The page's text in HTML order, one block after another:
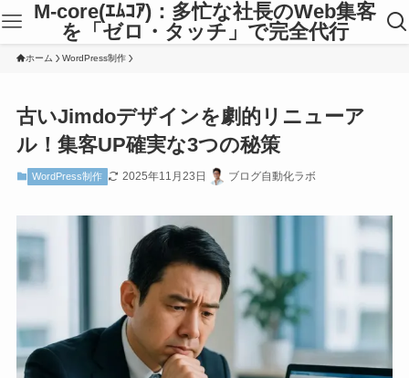
M-core(ｴﾑｺｱ)：多忙な社長のWeb集客
を「ゼロ・タッチ」で完全代行
ホーム WordPress制作
古いJimdoデザインを劇的リニューア
ル！集客UP確実な3つの秘策
WordPress制作 2025年11月23日 ブログ自動化ラボ